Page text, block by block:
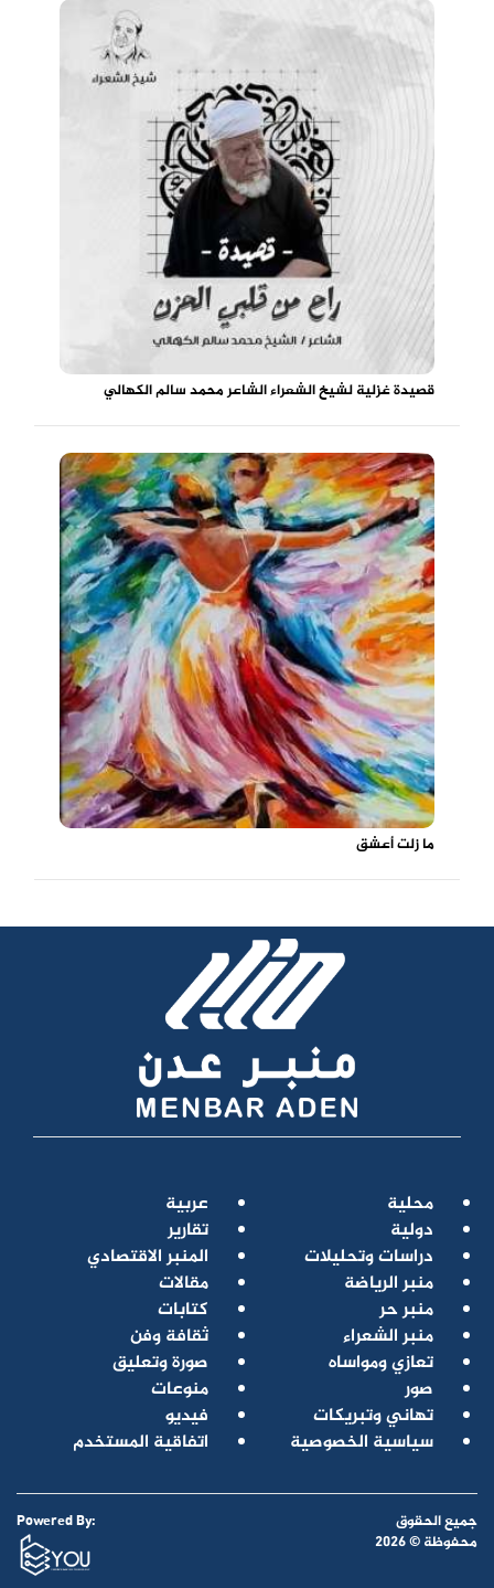
قصيدة غزلية لشيخ الشعراء الشاعر محمد سالم الكهالي
ما زلت أعشق
محلية
عربية
دولية
تقارير
دراسات وتحليلات
المنبر الاقتصادي
منبر الرياضة
مقالات
منبر حر
كتابات
منبر الشعراء
ثقافة وفن
تعازي ومواساه
صورة وتعليق
صور
منوعات
تهاني وتبريكات
فيديو
سياسية الخصوصية
اتفاقية المستخدم
جميع الحقوق
محفوظة © 2026
Powered By: